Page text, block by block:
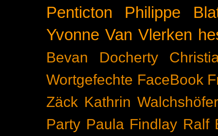
Penticton
Philippe
Yvonne Van Vlerken
Bevan Docherty
Wortgefechte FaceBook
Zäck Kathrin Walchshöfer
Party Paula Findlay Ralf